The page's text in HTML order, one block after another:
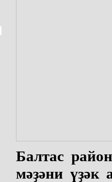
Балтас
мәҙәни